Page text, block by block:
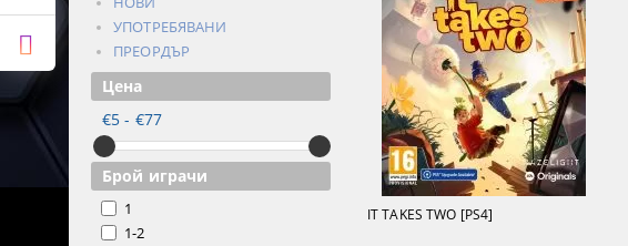
УПОТРЕБЯВАНИ
ПРЕОРДЪР
Цена
€5 - €77
Брой играчи
1
1-2
IT TAKES TWO [PS4]